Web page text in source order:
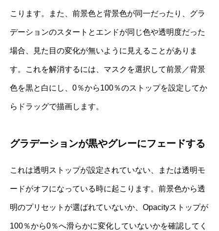
こります。また、前景色と背景色が同一だったり、グラ
デーションのスタートとエンドが同じ色や透明度だった
場合、見た目の変化が無いように見えることがありま
す。これを解消するには、マスクを選択して前景／背景
色を黒と白にし、0％から100％のストップを設定してか
らドラッグで描画します。
グラデーションが黒やグレーにフェードする
これは透明ストップが設定されていない、または透明モ
ードがオフになっている時に起こります。前景色から透
明のプリセットが選ばれていないか、Opacityストップが
100％から0％へ滑らかに変化していないかを確認してく